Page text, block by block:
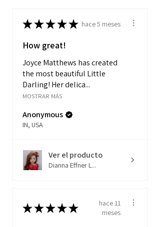
★★★★★ hace 5 meses
How great!
Joyce Matthews has created
the most beautiful Little
Darling! Her delica...
MOSTRAR MÁS
Anonymous
IN, USA
Ver el producto
Dianna Effner L...
★★★★★
hace 11
meses